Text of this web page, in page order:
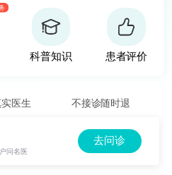
科普知识 患者评价
实医生 不接诊随时退
问名医
去问诊